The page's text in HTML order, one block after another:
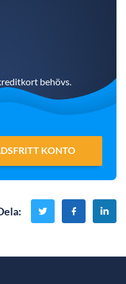
behövs.
KONTO
: